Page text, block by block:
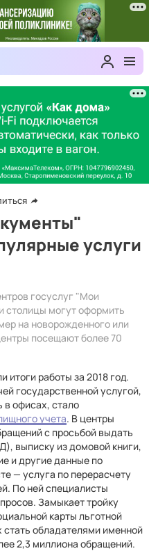
услуги
госуслуг "Мои
столицы могут оформить
на новорожденного или
посещают более 70
работы за 2018 год.
государственной услугой,
в офисах, стало
учета. В центры
с просьбой выдать
выписку из домовой книги,
и другие данные по
— услуга по перерасчету
По ней специалисты
Замыкает тройку
карты льготной
обладателями именной
2,3 миллиона обращений.